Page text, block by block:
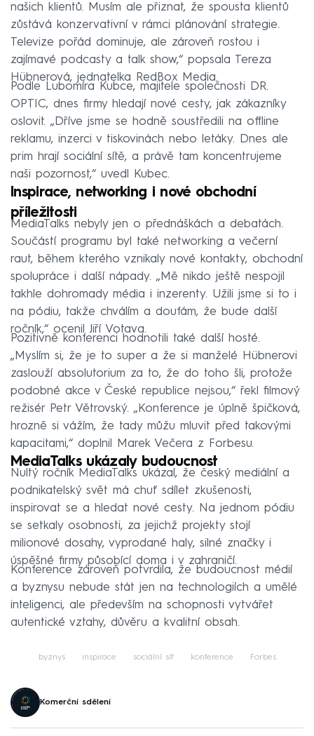
našich klientů. Musím ale přiznat, že spousta klientů
zůstává konzervativní v rámci plánování strategie.
Televize pořád dominuje, ale zároveň rostou i
zajímavé podcasty a talk show,“ popsala Tereza
Hübnerová, jednatelka RedBox Media.
Podle Lubomíra Kubce, majitele společnosti DR.
OPTIC, dnes firmy hledají nové cesty, jak zákazníky
oslovit. „Dříve jsme se hodně soustředili na offline
reklamu, inzerci v tiskovinách nebo letáky. Dnes ale
prim hrají sociální sítě, a právě tam koncentrujeme
naši pozornost,“ uvedl Kubec.
Inspirace, networking i nové obchodní
příležitosti
MediaTalks nebyly jen o přednáškách a debatách.
Součástí programu byl také networking a večerní
raut, během kterého vznikaly nové kontakty, obchodní
spolupráce i další nápady. „Mě nikdo ještě nespojil
takhle dohromady média i inzerenty. Užili jsme si to i
na pódiu, takže chválím a doufám, že bude další
ročník,“ ocenil Jiří Votava.
Pozitivně konferenci hodnotili také další hosté.
„Myslím si, že je to super a že si manželé Hübnerovi
zaslouží absolutorium za to, že do toho šli, protože
podobné akce v České republice nejsou,“ řekl filmový
režisér Petr Větrovský. „Konference je úplně špičková,
hrozně si vážím, že tady můžu mluvit před takovými
kapacitami,“ doplnil Marek Večera z Forbesu.
MediaTalks ukázaly budoucnost
Nultý ročník MediaTalks ukázal, že český mediální a
podnikatelský svět má chuť sdílet zkušenosti,
inspirovat se a hledat nové cesty. Na jednom pódiu
se setkaly osobnosti, za jejichž projekty stojí
milionové dosahy, vyprodané haly, silné značky i
úspěšné firmy působící doma i v zahraničí.
Konference zároveň potvrdila, že budoucnost médií
a byznysu nebude stát jen na technologiích a umělé
inteligenci, ale především na schopnosti vytvářet
autentické vztahy, důvěru a kvalitní obsah.
byznys inspirace sociální síť konference Forbes
Komerční sdělení